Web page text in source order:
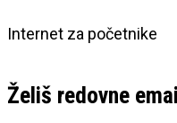
Internet za početnike
Želiš redovne